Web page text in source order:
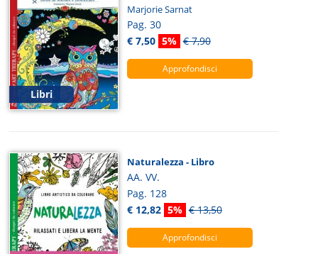
Libri
Marjorie Sarnat
Pag. 30
€ 7,50 5% € 7,90
Approfondisci
Naturalezza - Libro
AA. VV.
Pag. 128
€ 12,82 5% € 13,50
Approfondisci